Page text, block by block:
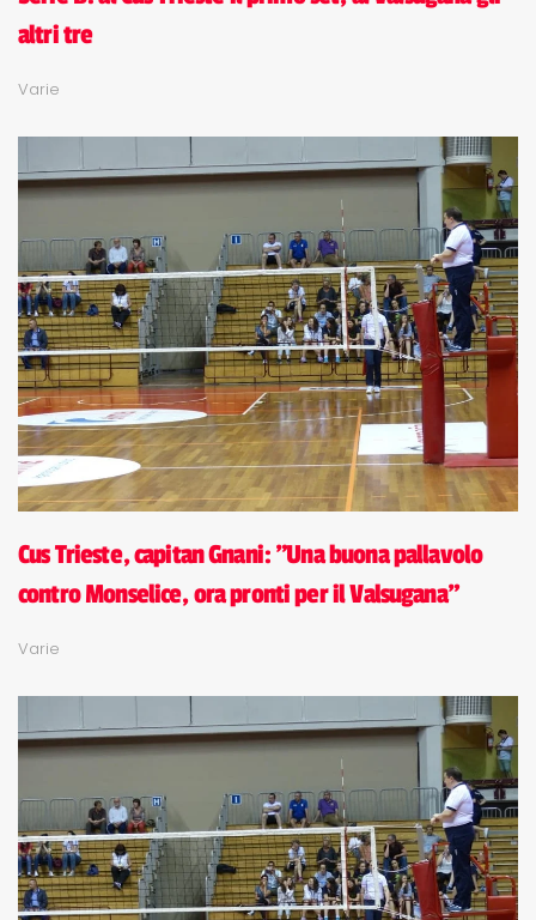
altri tre
Varie
Cus Trieste, capitan Gnani: "Una buona pallavolo
contro Monselice, ora pronti per il Valsugana"
Varie